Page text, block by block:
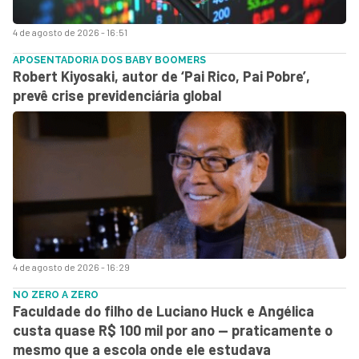
4 de agosto de 2026 - 16:51
4 de agosto de 2026 - 16:29
APOSENTADORIA DOS BABY BOOMERS
Robert Kiyosaki, autor de ‘Pai Rico, Pai Pobre’,
prevê crise previdenciária global
NO ZERO A ZERO
Faculdade do filho de Luciano Huck e Angélica
custa quase R$ 100 mil por ano — praticamente o
mesmo que a escola onde ele estudava